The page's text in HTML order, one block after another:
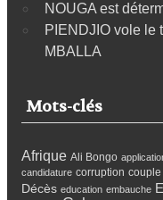
NOUGA est
PIENDJIO vole le
MBALLA
Mots-clés
Afrique Ali Bongo
candidature corruption couple
Décès education embauche